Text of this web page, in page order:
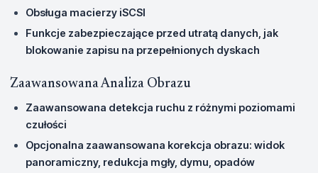
Obsługa macierzy iSCSI
Funkcje zabezpieczające przed utratą danych, jak
blokowanie zapisu na przepełnionych dyskach
Zaawansowana Analiza Obrazu
Zaawansowana detekcja ruchu z różnymi poziomami
czułości
Opcjonalna zaawansowana korekcja obrazu: widok
panoramiczny, redukcja mgły, dymu, opadów